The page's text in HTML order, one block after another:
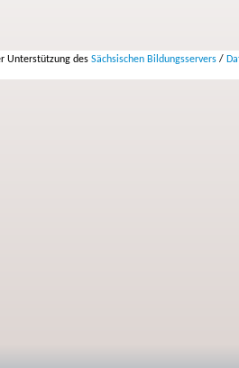
Unterstützung des Sächsischen Bildungsservers/